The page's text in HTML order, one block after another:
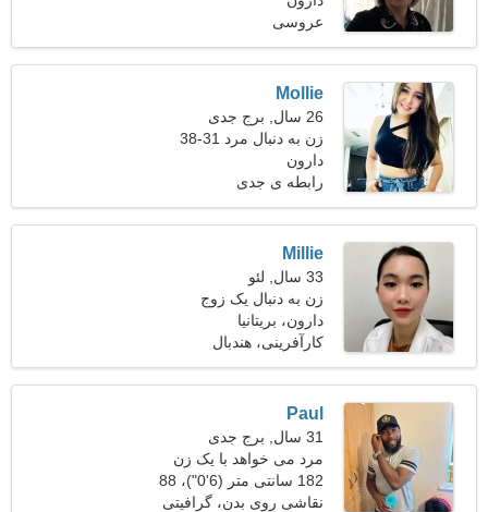
عروسی
Mollie
26 سال, برج جدی
زن به دنبال مرد 31-38
دارون
رابطه ی جدی
Millie
33 سال, لئو
زن به دنبال یک زوج
دارون، بریتانیا
کارآفرینی، هندبال
Paul
31 سال, برج جدی
مرد می خواهد با یک زن
ملاقات کند 25-31
182 سانتی متر (6'0")، 88
کیلوگرم (194 پوند)
نقاشی روی بدن، گرافیتی